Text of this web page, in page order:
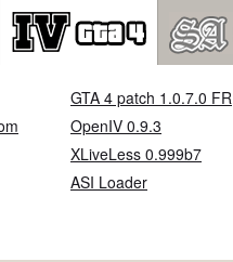
GTA 4 patch 1.0.7.0 FR
OpenIV 0.9.3
XLiveLess 0.999b7
ASI Loader